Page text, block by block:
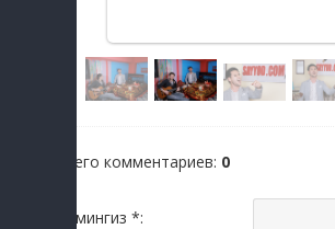
Всего комментариев: 0
Исмингиз *: